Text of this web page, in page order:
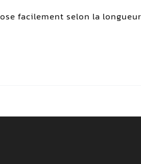
facilement selon la